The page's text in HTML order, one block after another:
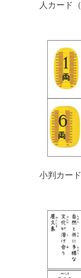
人カード
小判カー